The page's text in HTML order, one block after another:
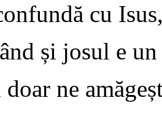
cu
și josul e un
ne